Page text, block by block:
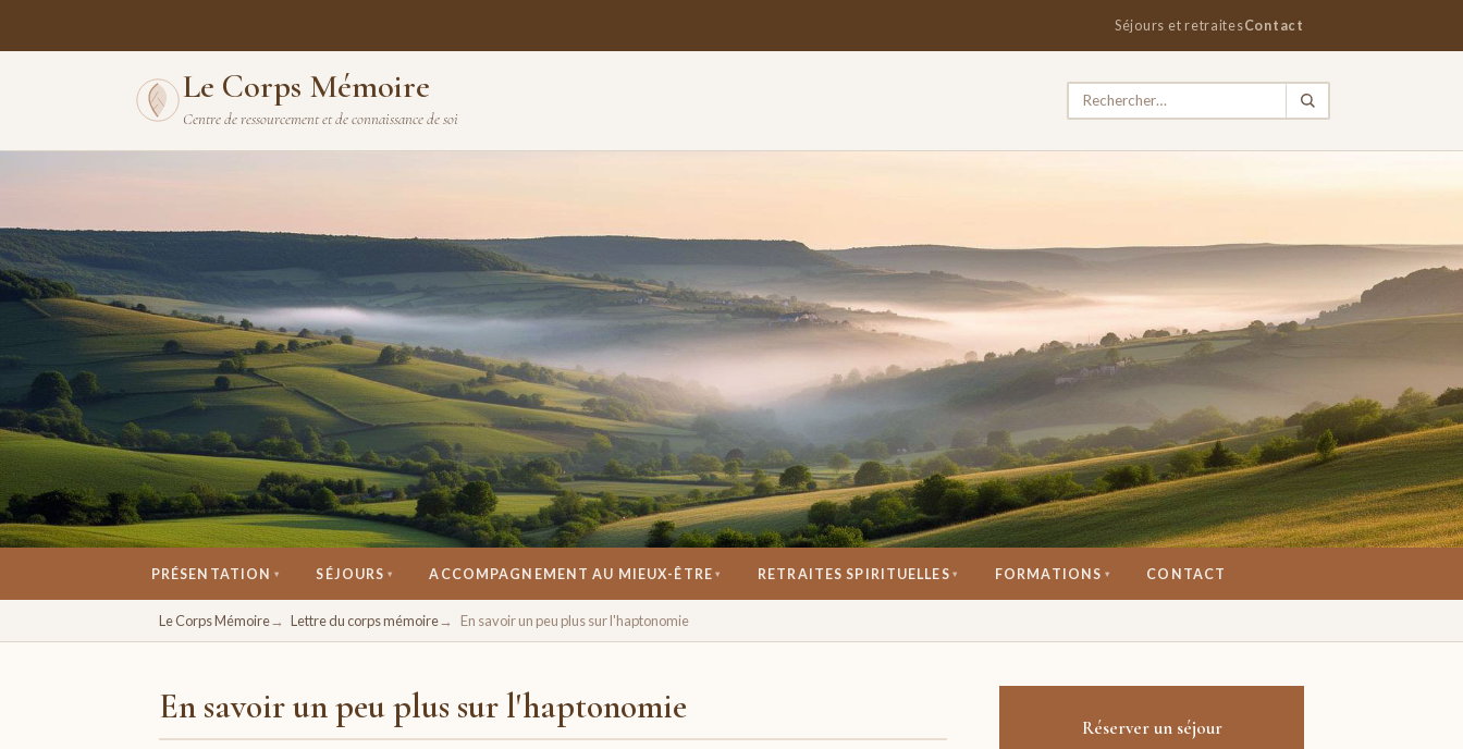
Séjours et retraitesContact
Le Corps Mémoire
Centre de ressourcement et de connaissance de soi
Un espace pour se retrouver, se ressourcer, se réconcilier avec soi.
PRÉSENTATION ▾ SÉJOURS ▾ ACCOMPAGNEMENT AU MIEUX-ÊTRE ▾ RETRAITES SPIRITUELLES ▾ FORMATIONS ▾ CONTACT
Le Corps Mémoire Lettre du corps mémoire En savoir un peu plus sur l'haptonomie
En savoir un peu plus sur l'haptonomie
Réserver un séjour